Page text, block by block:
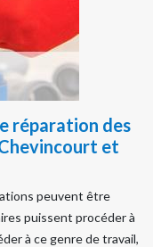
réparation des
et
peuvent être
puissent procéder à
à ce genre de travail,